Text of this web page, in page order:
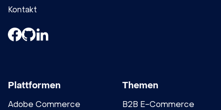
Kontakt
Plattformen
Adobe Commerce
Themen
B2B E-Commerce